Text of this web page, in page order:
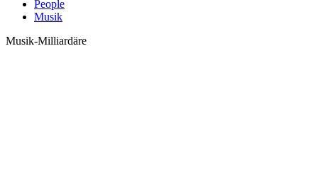
People
Musik
Musik-Milliardäre